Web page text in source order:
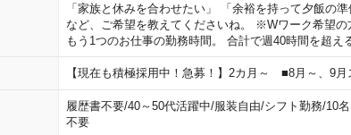
「家族と休みを合わせたい」 「余裕を持って夕飯の
など、ご希望を教えてくださいね。 ※Wワーク希望の
もう1つのお仕事の勤務時間。 合計で週40時間を超え
【現在も積極採用中！急募！】2カ月～ ■8月～、9月
履歴書不要/40～50代活躍中/服装自由/シフト勤務/10
不要